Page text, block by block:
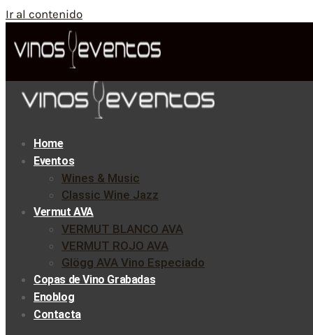
Ir al contenido
Home
Eventos
Wines & Music
Classic Wine Jazz
Vermut AVA
VERMUT BLANCO AVA
VERMUT ROJO AVA
Glögg AVA Vino Especiado
Copas de Vino Grabadas
Enoblog
Contacta